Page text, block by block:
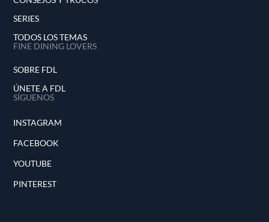
SERIES
TODOS LOS TEMAS
FINE DINING LOVERS
SOBRE FDL
ÚNETE A FDL
SÍGUENOS
INSTAGRAM
FACEBOOK
YOUTUBE
PINTEREST